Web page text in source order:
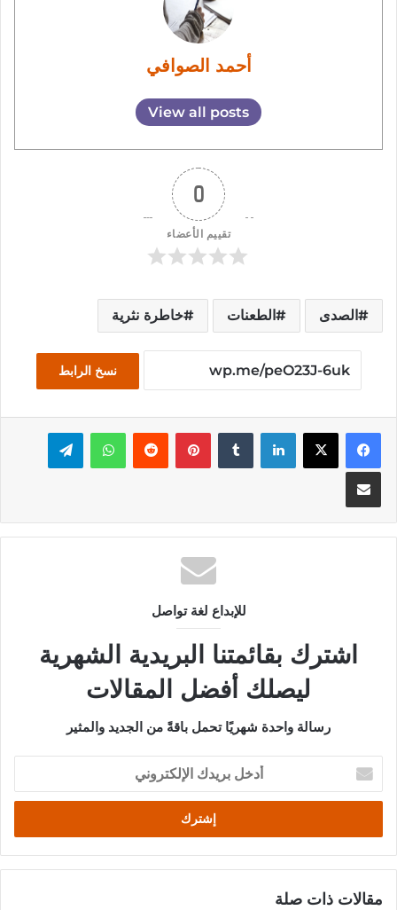
أحمد الصوافي
View all posts
0
تقييم الأعضاء
الصدى الطعنات خاطرة نثرية
نسخ الرابط
فيسبوك‫X لينكدإن بينتيريست واتسابتيلقرام
مشاركة عبر البريد
للإبداع لغة تواصل
اشترك بقائمتنا البريدية الشهرية
ليصلك أفضل المقالات
رسالة واحدة شهريًا تحمل باقةً من الجديد والمثير
أدخل
بريدك
الإلكتروني
مقالات ذات صلة